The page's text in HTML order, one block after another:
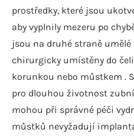
prostředky, které jsou
aby vyplnily mezeru po
jsou na druhé straně
chirurgicky umístěny do
korunkou nebo můstkem .
pro dlouhou životnost
mohou při správné péči
můstků nevyžadují